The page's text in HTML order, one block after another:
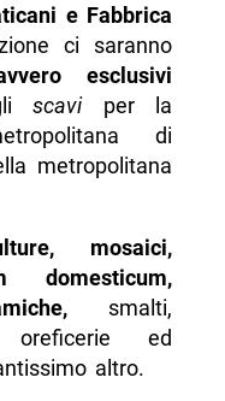
e Fabbrica
ci saranno
esclusivi
scavi per la
di
metropolitana
mosaici,
domesticum,
smalti,
oreficerie ed
altro.